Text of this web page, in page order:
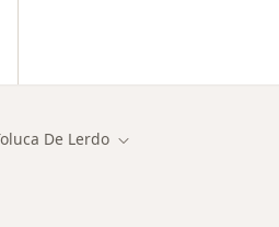
De Lerdo Cambiar de ciudad